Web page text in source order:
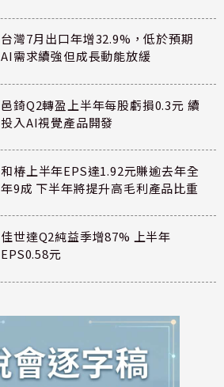
台灣7月出口年增32.9%，低於預期
AI需求續強但成長動能放緩
邑錡Q2轉盈上半年每股虧損0.3元 續
投入AI視覺產品開發
和椿上半年EPS達1.92元賺逾去年全
年9成 下半年將提升高毛利產品比重
佳世達Q2純益季增87% 上半年
EPS0.58元